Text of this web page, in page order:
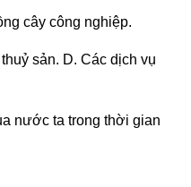
cây công nghiệp.
sản. D. Các dịch vụ
nước ta trong thời gian